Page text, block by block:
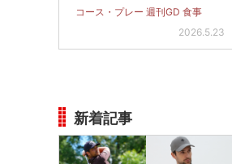
コース・プレー 週刊GD 食事
2026.5.23
新着記事